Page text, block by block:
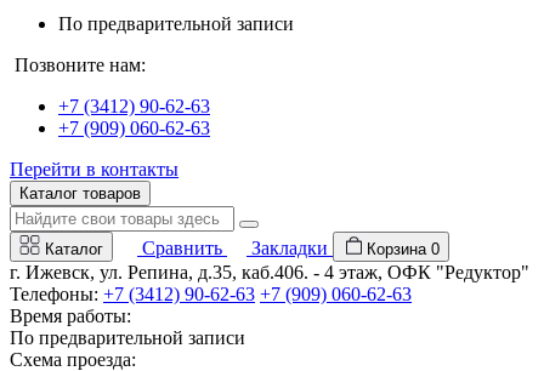
По предварительной записи
Позвоните нам:
+7 (3412) 90-62-63
+7 (909) 060-62-63
Перейти в контакты
Каталог товаров
Каталог Сравнить Закладки Корзина 0
г. Ижевск, ул. Репина, д.35, каб.406. - 4 этаж, ОФК "Редуктор"
Телефоны: +7 (3412) 90-62-63 +7 (909) 060-62-63
Время работы:
По предварительной записи
Схема проезда: